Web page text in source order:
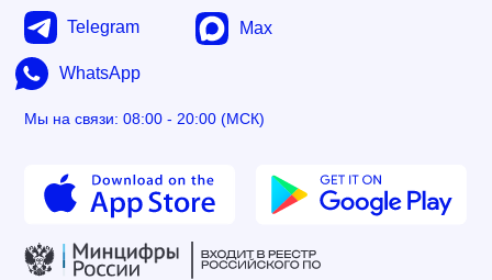
Telegram
WhatsApp
Max
Мы на связи: 08:00 - 20:00 (МСК)